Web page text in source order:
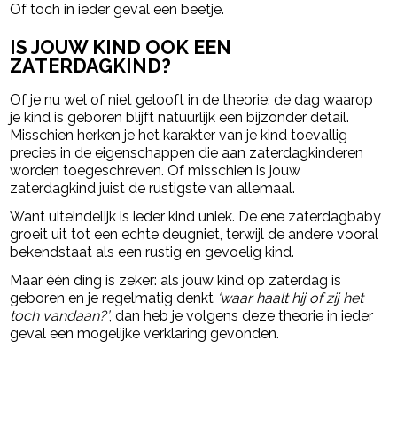
Of toch in ieder geval een beetje.
IS JOUW KIND OOK EEN
ZATERDAGKIND?
Of je nu wel of niet gelooft in de theorie: de dag waarop
je kind is geboren blijft natuurlijk een bijzonder detail.
Misschien herken je het karakter van je kind toevallig
precies in de eigenschappen die aan zaterdagkinderen
worden toegeschreven. Of misschien is jouw
zaterdagkind juist de rustigste van allemaal.
Want uiteindelijk is ieder kind uniek. De ene zaterdagbaby
groeit uit tot een echte deugniet, terwijl de andere vooral
bekendstaat als een rustig en gevoelig kind.
Maar één ding is zeker: als jouw kind op zaterdag is
geboren en je regelmatig denkt ‘waar haalt hij of zij het
toch vandaan?’, dan heb je volgens deze theorie in ieder
geval een mogelijke verklaring gevonden.